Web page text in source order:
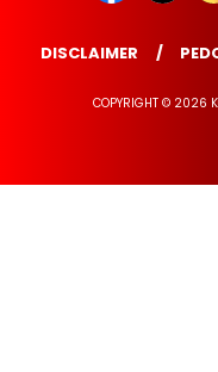
DISCLAIMER
COPYRIGHT © 2026